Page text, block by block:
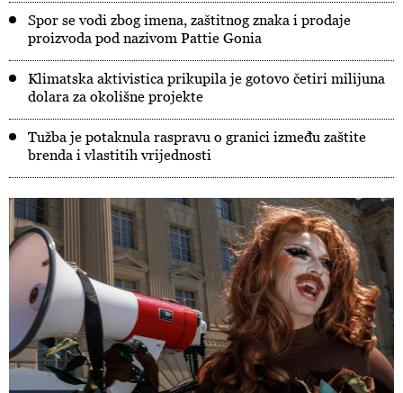
Spor se vodi zbog imena, zaštitnog znaka i prodaje
proizvoda pod nazivom Pattie Gonia
Klimatska aktivistica prikupila je gotovo četiri milijuna
dolara za okolišne projekte
Tužba je potaknula raspravu o granici između zaštite
brenda i vlastitih vrijednosti